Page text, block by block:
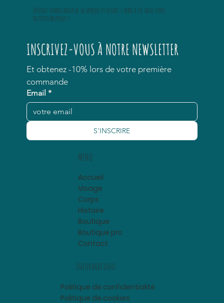
MENU
Accueil
Visage
Corps
Histoire
Boutique
Boutique pro
Contact
Informations
Politique de confidentialité
Politique de cookies
INSCRIVEZ-VOUS À NOTRE NEWSLETTER
Et obtenez -10% lors de votre première
commande
Email *
S'INSCRIRE
Devenez ambassadeur de la marque et vendez l'arbre à fée dans votre
institut/boutique >